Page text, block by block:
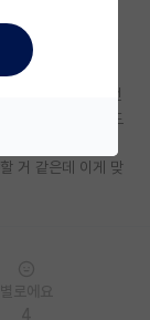
다. 근데 교수님께
에 플러스로 이번
그리고 곧 디펜스도
거 같은데 이게 맞